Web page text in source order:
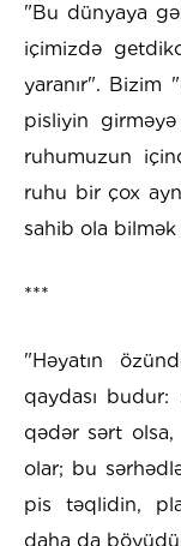
"Bu dünyaya
içimizdə
yaranır". Bizim
pisliyin
ruhumuzun
ruhu bir çox
sahib ola bilmək
***
"Həyatın
qaydası
qədər sərt
olar; bu
pis təqlidin,
daha da